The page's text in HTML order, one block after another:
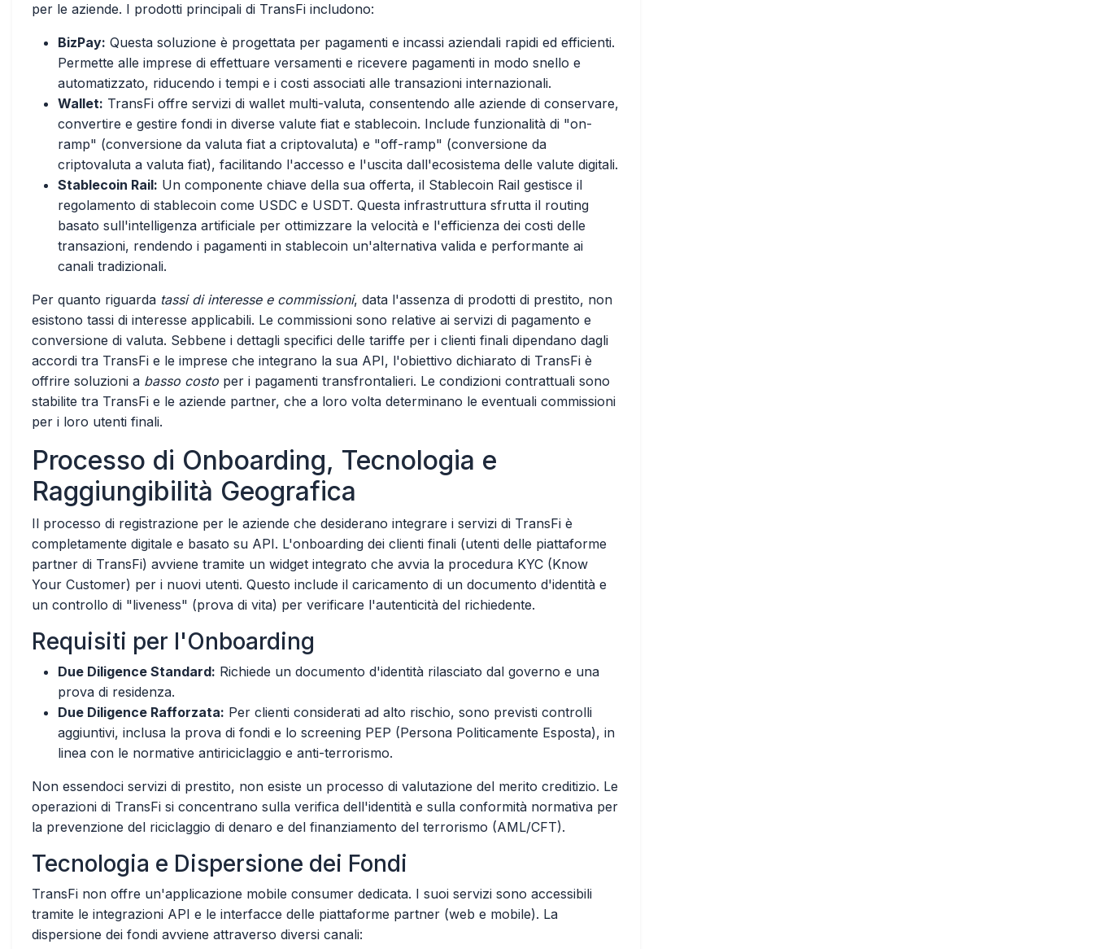
per le aziende. I prodotti principali di TransFi includono:
BizPay: Questa soluzione è progettata per pagamenti e incassi aziendali rapidi ed efficienti.
Permette alle imprese di effettuare versamenti e ricevere pagamenti in modo snello e
automatizzato, riducendo i tempi e i costi associati alle transazioni internazionali.
Wallet: TransFi offre servizi di wallet multi-valuta, consentendo alle aziende di conservare,
convertire e gestire fondi in diverse valute fiat e stablecoin. Include funzionalità di "on-
ramp" (conversione da valuta fiat a criptovaluta) e "off-ramp" (conversione da
criptovaluta a valuta fiat), facilitando l'accesso e l'uscita dall'ecosistema delle valute digitali.
Stablecoin Rail: Un componente chiave della sua offerta, il Stablecoin Rail gestisce il
regolamento di stablecoin come USDC e USDT. Questa infrastruttura sfrutta il routing
basato sull'intelligenza artificiale per ottimizzare la velocità e l'efficienza dei costi delle
transazioni, rendendo i pagamenti in stablecoin un'alternativa valida e performante ai
canali tradizionali.
Per quanto riguarda tassi di interesse e commissioni, data l'assenza di prodotti di prestito, non
esistono tassi di interesse applicabili. Le commissioni sono relative ai servizi di pagamento e
conversione di valuta. Sebbene i dettagli specifici delle tariffe per i clienti finali dipendano dagli
accordi tra TransFi e le imprese che integrano la sua API, l'obiettivo dichiarato di TransFi è
offrire soluzioni a basso costo per i pagamenti transfrontalieri. Le condizioni contrattuali sono
stabilite tra TransFi e le aziende partner, che a loro volta determinano le eventuali commissioni
per i loro utenti finali.
Processo di Onboarding, Tecnologia e
Raggiungibilità Geografica
Il processo di registrazione per le aziende che desiderano integrare i servizi di TransFi è
completamente digitale e basato su API. L'onboarding dei clienti finali (utenti delle piattaforme
partner di TransFi) avviene tramite un widget integrato che avvia la procedura KYC (Know
Your Customer) per i nuovi utenti. Questo include il caricamento di un documento d'identità e
un controllo di "liveness" (prova di vita) per verificare l'autenticità del richiedente.
Requisiti per l'Onboarding
Due Diligence Standard: Richiede un documento d'identità rilasciato dal governo e una
prova di residenza.
Due Diligence Rafforzata: Per clienti considerati ad alto rischio, sono previsti controlli
aggiuntivi, inclusa la prova di fondi e lo screening PEP (Persona Politicamente Esposta), in
linea con le normative antiriciclaggio e anti-terrorismo.
Non essendoci servizi di prestito, non esiste un processo di valutazione del merito creditizio. Le
operazioni di TransFi si concentrano sulla verifica dell'identità e sulla conformità normativa per
la prevenzione del riciclaggio di denaro e del finanziamento del terrorismo (AML/CFT).
Tecnologia e Dispersione dei Fondi
TransFi non offre un'applicazione mobile consumer dedicata. I suoi servizi sono accessibili
tramite le integrazioni API e le interfacce delle piattaforme partner (web e mobile). La
dispersione dei fondi avviene attraverso diversi canali: